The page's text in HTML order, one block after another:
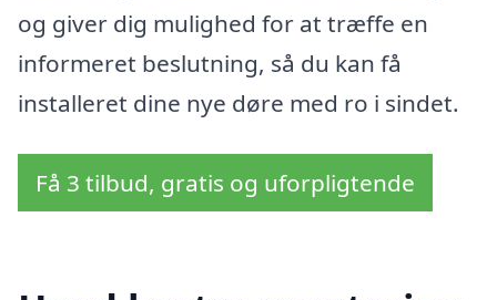
og giver dig mulighed for at træffe en
informeret beslutning, så du kan få
installeret dine nye døre med ro i sindet.
Få 3 tilbud, gratis og uforpligtende